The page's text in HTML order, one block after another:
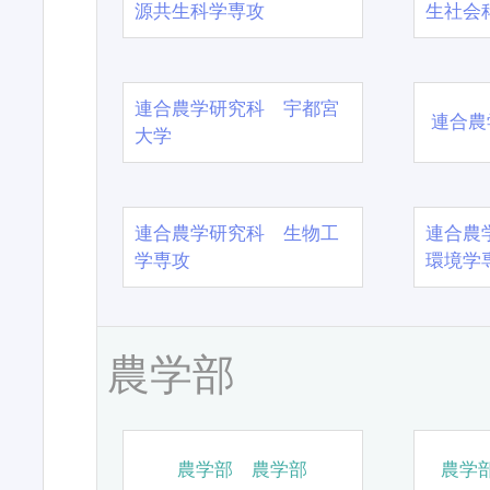
源共生科学専攻
生社会
連合農学研究科 宇都宮
大学
連合
連合農学研究科 生物工
学専攻
連合農
環境学
農学部
農学部 農学部 農学